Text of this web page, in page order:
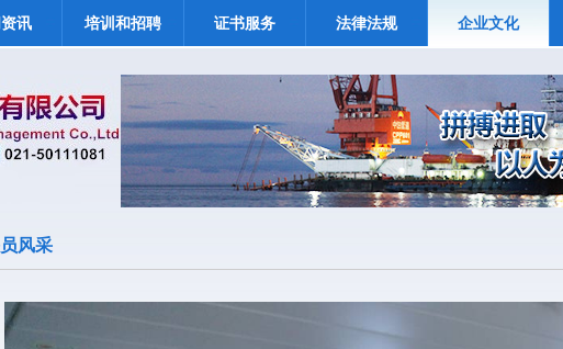
讯 培训和招聘 证书服务 法律法规 企业文化
风采